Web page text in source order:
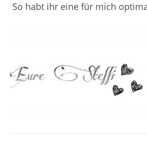
So habt ihr eine für mich